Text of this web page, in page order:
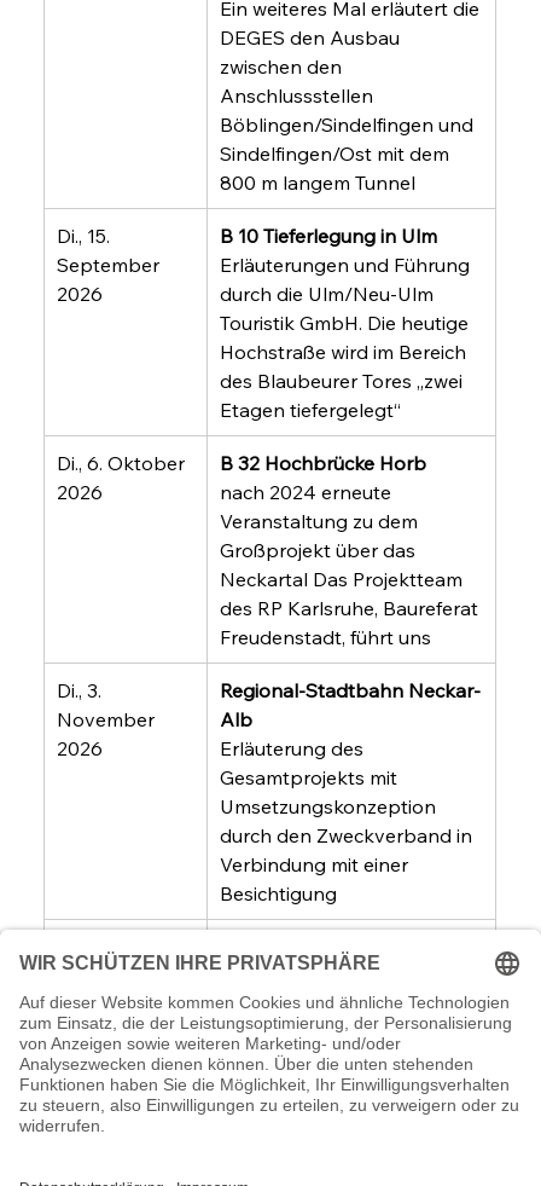
Ein weiteres Mal erläutert die
DEGES den Ausbau
zwischen den
Anschlussstellen
Böblingen/Sindelfingen und
Sindelfingen/Ost mit dem
800 m langem Tunnel
Di., 15.
September
2026
B 10 Tieferlegung in Ulm
Erläuterungen und Führung
durch die Ulm/Neu-Ulm
Touristik GmbH. Die heutige
Hochstraße wird im Bereich
des Blaubeurer Tores „zwei
Etagen tiefergelegt“
Di., 6. Oktober
2026
B 32 Hochbrücke Horb
nach 2024 erneute
Veranstaltung zu dem
Großprojekt über das
Neckartal Das Projektteam
des RP Karlsruhe, Baureferat
Freudenstadt, führt uns
Di., 3.
November
2026
Regional-Stadtbahn Neckar-
Alb
Erläuterung des
Gesamtprojekts mit
Umsetzungskonzeption
durch den Zweckverband in
Verbindung mit einer
Besichtigung
Fr., 20.
November
2026
Jahresabschluss im Gasthof
„Eninger Hof“ in Eningen bei
einem gemeinsamen
Abendessen.